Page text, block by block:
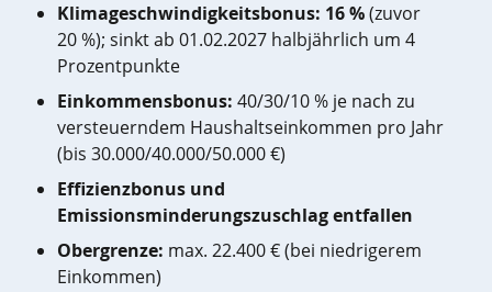
Klimageschwindigkeitsbonus: 16 %(zuvor
20%); sinkt ab 01.02.2027 halbjährlich um 4
Prozentpunkte
Einkommensbonus: 40/30/10 % je nach zu
versteuerndem Haushaltseinkommen pro Jahr
(bis 30.000/40.000/50.000 €)
Effizienzbonus und
Emissionsminderungszuschlag entfallen
Obergrenze: max. 22.400€ (bei niedrigerem
Einkommen)